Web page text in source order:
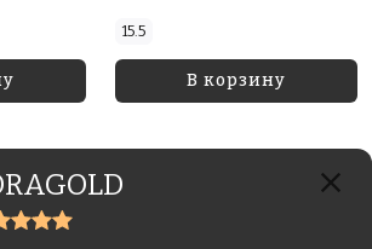
15.5
В корзину